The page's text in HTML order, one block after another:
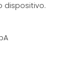
dispositivo.